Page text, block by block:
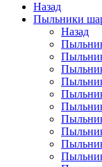
Назад
Пыльники
Назад